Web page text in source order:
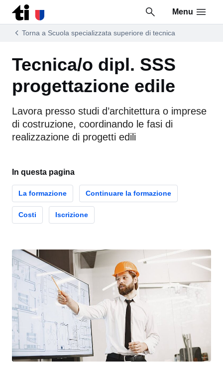
Vai al contenuto della pagina
Vai al piè di pagina
Menu
Torna a Scuola specializzata superiore di tecnica
Tecnica/o dipl. SSS
progettazione edile
Lavora presso studi d’architettura o imprese
di costruzione, coordinando le fasi di
realizzazione di progetti edili
In questa pagina
La formazione Continuare la formazione
Costi Iscrizione